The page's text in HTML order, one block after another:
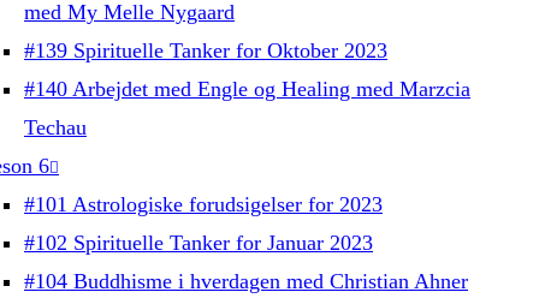
med My Melle Nygaard
#139 Spirituelle Tanker for Oktober 2023
#140 Arbejdet med Engle og Healing med Marzcia
Techau
6
#101 Astrologiske forudsigelser for 2023
#102 Spirituelle Tanker for Januar 2023
#104 Buddhisme i hverdagen med Christian Ahner